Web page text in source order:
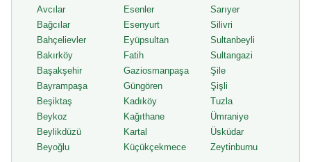
Avcılar
Bağcılar
Bahçelievler
Bakırköy
Başakşehir
Bayrampaşa
Beşiktaş
Beykoz
Beylikdüzü
Beyoğlu
Esenler
Esenyurt
Eyüpsultan
Fatih
Gaziosmanpaşa
Güngören
Kadıköy
Kağıthane
Kartal
Küçükçekmece
Sarıyer
Silivri
Sultanbeyli
Sultangazi
Şile
Şişli
Tuzla
Ümraniye
Üsküdar
Zeytinburnu